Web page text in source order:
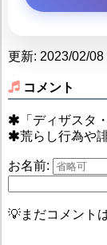
更新: 2023/02/08
コメント
「ディザスタ
荒らし行為や
お名前:
💡まだコメント